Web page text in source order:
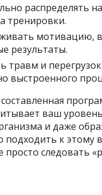
распределять
тренировки.
мотивацию,
результаты.
травм и перегрузок
выстроенного
ваш
и даже
подходить к этому
просто следовать